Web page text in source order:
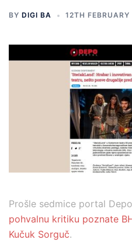
BY DIGI BA 12TH
Prošle sedmice portal
pohvalnu kritiku poznate
Kučuk Sorguč.